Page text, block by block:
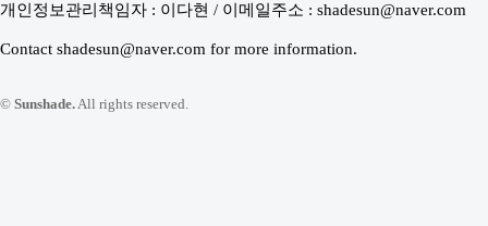
개인정보관리책임자 : 이다현 / 이메일주소 : shadesun@naver.com
Contact shadesun@naver.com for more information.
© Sunshade.All rights reserved.